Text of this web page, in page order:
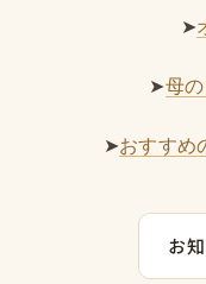
➤
➤母
➤おすすめ
お